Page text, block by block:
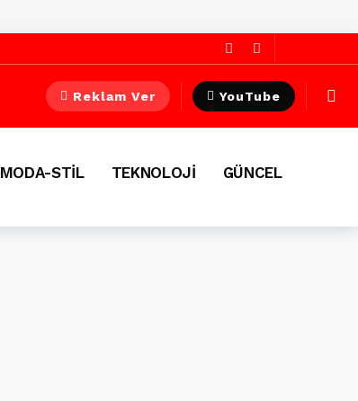
Reklam Ver YouTube
MODA-STİL TEKNOLOJİ
GÜNCEL